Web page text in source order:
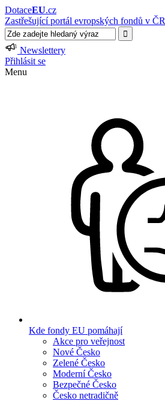
DotaceEU.cz
Zastřešující portál evropských fondů v ČR
Newslettery
Přihlásit se
Menu
Kde fondy EU pomáhají
Akce pro veřejnost
Nové Česko
Zelené Česko
Moderní Česko
Bezpečné Česko
Česko netradičně